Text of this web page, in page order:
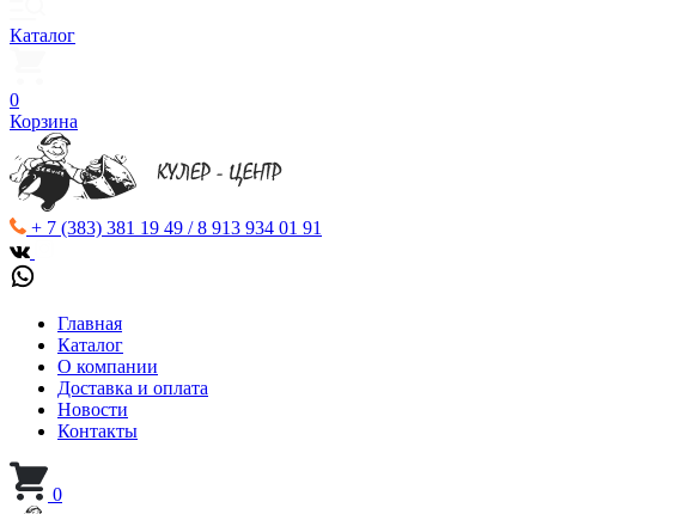
Каталог
0
Корзина
+ 7 (383) 381 19 49 / 8 913 934 01 91
Главная
Каталог
О компании
Доставка и оплата
Новости
Контакты
0